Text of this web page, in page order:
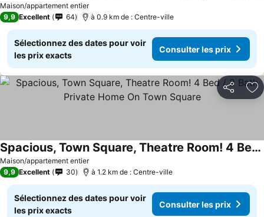
Maison/appartement entier
Consulter les prix
9,9 Excellent 64 à 0.9 km de : Centre-ville
Sélectionnez des dates pour voir
les prix exacts
Consulter les prix
Partager
Maison/appartement entier
Spacious, Town Square, Theatre Room! 4 Bed / 2 Bath Private Home On Town Square
Consulter les prix
9,9 Excellent 30 à 1.2 km de : Centre-ville
Sélectionnez des dates pour voir
les prix exacts
Consulter les prix